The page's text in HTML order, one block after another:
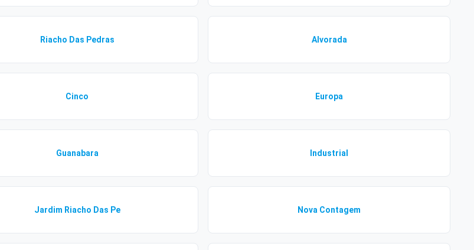
Riacho Das Pedras Alvorada
Cinco Europa
Guanabara Industrial
Jardim Riacho Das Pe Nova Contagem